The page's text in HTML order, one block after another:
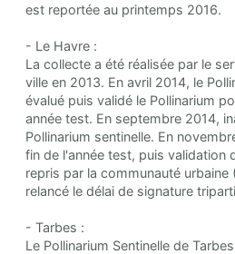
est reportée au printemps 2016.
- Le Havre :
La collecte a été réalisée par le
ville en 2013. En avril 2014, le
évalué puis validé le Pollinarium
année test. En septembre 2014,
Pollinarium sentinelle. En
fin de l'année test, puis validation
repris par la communauté urbaine
relancé le délai de signature
- Tarbes :
Le Pollinarium Sentinelle de